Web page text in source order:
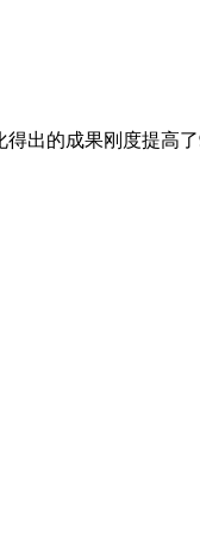
出的成果刚度提高了